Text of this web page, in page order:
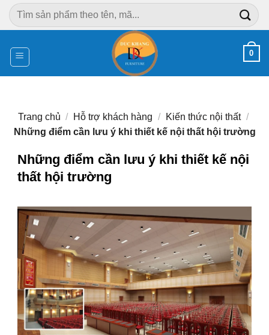
Chuyển
đến
dung
Tìm
kiếm:
0
Trang chủ / Hỗ trợ khách hàng / Kiến thức nội thất /
Những điểm cần lưu ý khi thiết kế nội thất hội trường
Những điểm cần lưu ý khi thiết kế nội
thất hội trường